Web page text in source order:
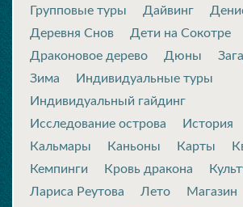
Групповые туры
Дайвинг
Деревня Снов
Дети на Сокотре
Драконовое дерево
Дюны
Зима
Индивидуальные туры
Индивидуальный гайдинг
Исследование острова
История
Кальмары
Каньоны Карты
Кемпинги
Кровь дракона
Лариса Реутова
Лето Магазин